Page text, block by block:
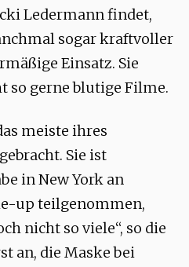
Ledermann findet,
sogar kraftvoller
Einsatz. Sie
so gerne blutige Filme.
meiste ihres
Sie ist
in New York an
up teilgenommen,
nicht so viele“, so die
an, die Maske bei